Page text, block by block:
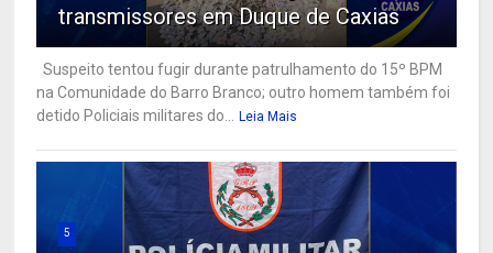
transmissores em Duque de Caxias
Suspeito tentou fugir durante patrulhamento do 15º BPM
na Comunidade do Barro Branco; outro homem também foi
detido Policiais militares do...
Leia Mais
5